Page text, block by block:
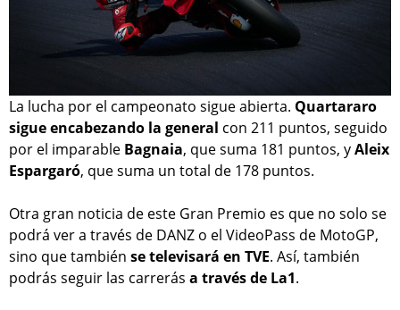
La lucha por el campeonato sigue abierta. Quartararo
sigue encabezando la general con 211 puntos, seguido
por el imparable Bagnaia, que suma 181 puntos, yAleix
Espargaró, que suma un total de 178 puntos.
Otra gran noticia de este Gran Premio es que no solo se
podrá ver a través de DANZ o el VideoPass de MotoGP,
sino que también se televisará en TVE. Así, también
podrás seguir las carrerás a través de La1.